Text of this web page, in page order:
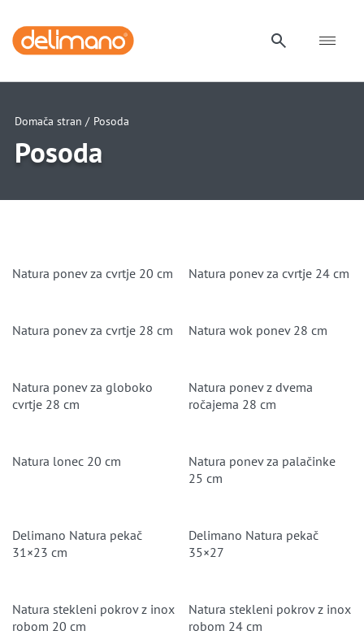
Domača stran / Posoda
Posoda
Natura ponev za cvrtje 20 cm Natura ponev za cvrtje 24 cm
Natura ponev za cvrtje 28 cm Natura wok ponev 28 cm
Natura ponev za globoko
cvrtje 28 cm
Natura ponev z dvema
ročajema 28 cm
Natura lonec 20 cm
Natura ponev za palačinke
25 cm
Delimano Natura pekač
31×23 cm
Delimano Natura pekač
35×27
Natura stekleni pokrov z inox
robom 20 cm
Natura stekleni pokrov z inox
robom 24 cm